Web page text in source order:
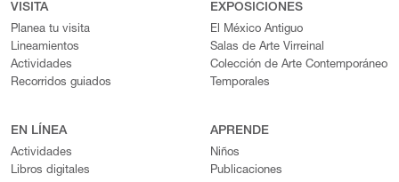
VISITA
Planea tu visita
Lineamientos
Actividades
Recorridos guiados
EXPOSICIONES
El México Antiguo
Salas de Arte Virreinal
Colección de Arte Contemporáneo
Temporales
EN LÍNEA
Actividades
Libros digitales
APRENDE
Niños
Publicaciones